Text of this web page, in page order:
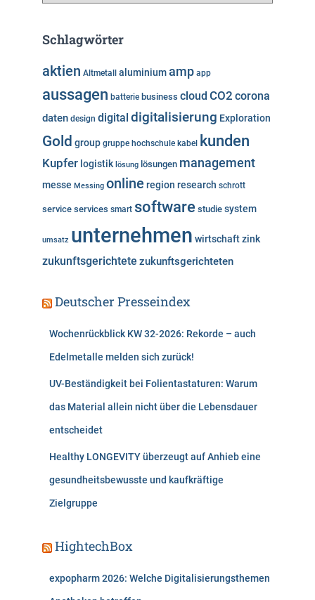
g
r
i
n
Schlagwörter
aktien Altmetall aluminiumamp app
aussagen batterie business cloud CO2 corona
daten design digital digitalisierung Exploration
Gold group gruppe hochschule kabel kunden
Kupfer logistik lösung lösungen management
messe Messing online region research schrott
service services smart software studie system
umsatz unternehmen wirtschaftzink
zukunftsgerichtete zukunftsgerichteten
Deutscher Presseindex
Wochenrückblick KW 32-2026: Rekorde – auch
Edelmetalle melden sich zurück!
UV-Beständigkeit bei Folientastaturen: Warum
das Material allein nicht über die Lebensdauer
entscheidet
Healthy LONGEVITY überzeugt auf Anhieb eine
gesundheitsbewusste und kaufkräftige
Zielgruppe
HightechBox
expopharm 2026: Welche Digitalisierungsthemen